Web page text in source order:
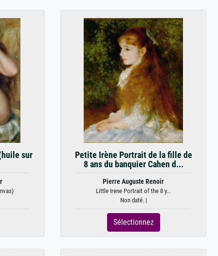
sur
Petite Irène Portrait de la fille de
8 ans du banquier Cahen d...
Pierre Auguste Renoir
Little Irene Portrait of the 8 y...
Non daté. |
Sélectionnez